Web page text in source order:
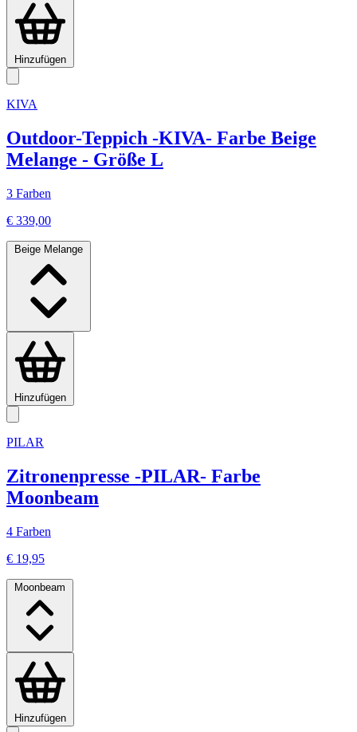
Hinzufügen
KIVA
Outdoor-Teppich -KIVA- Farbe Beige
Melange - Größe L
3 Farben
€ 339,00
Beige Melange
Hinzufügen
PILAR
Zitronenpresse -PILAR- Farbe
Moonbeam
4 Farben
€ 19,95
Moonbeam
Hinzufügen